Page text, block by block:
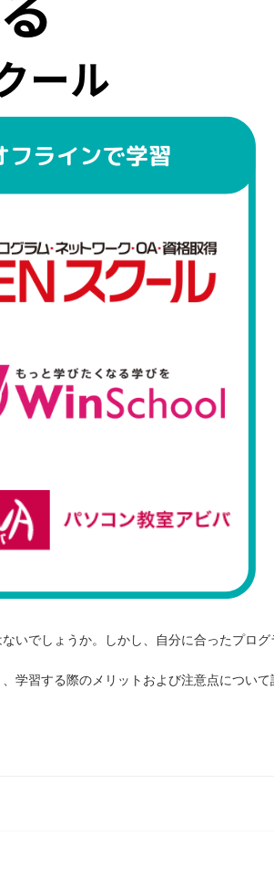
いでしょうか。しかし、自分に合ったプログ
学習する際のメリットおよび注意点について